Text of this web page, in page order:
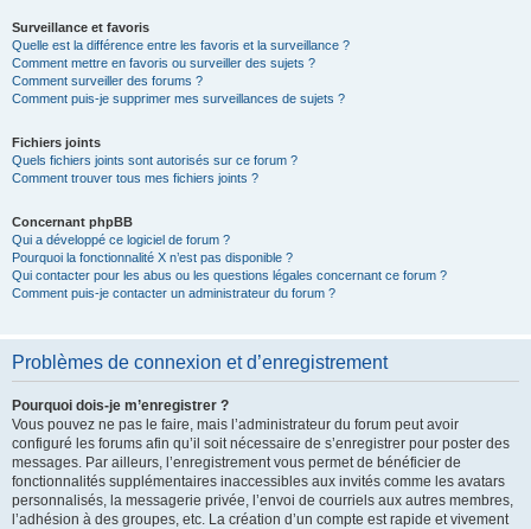
Surveillance et favoris
Quelle est la différence entre les favoris et la surveillance ?
Comment mettre en favoris ou surveiller des sujets ?
Comment surveiller des forums ?
Comment puis-je supprimer mes surveillances de sujets ?
Fichiers joints
Quels fichiers joints sont autorisés sur ce forum ?
Comment trouver tous mes fichiers joints ?
Concernant phpBB
Qui a développé ce logiciel de forum ?
Pourquoi la fonctionnalité X n’est pas disponible ?
Qui contacter pour les abus ou les questions légales concernant ce forum ?
Comment puis-je contacter un administrateur du forum ?
Problèmes de connexion et d’enregistrement
Pourquoi dois-je m’enregistrer ?
Vous pouvez ne pas le faire, mais l’administrateur du forum peut avoir
configuré les forums afin qu’il soit nécessaire de s’enregistrer pour poster des
messages. Par ailleurs, l’enregistrement vous permet de bénéficier de
fonctionnalités supplémentaires inaccessibles aux invités comme les avatars
personnalisés, la messagerie privée, l’envoi de courriels aux autres membres,
l’adhésion à des groupes, etc. La création d’un compte est rapide et vivement